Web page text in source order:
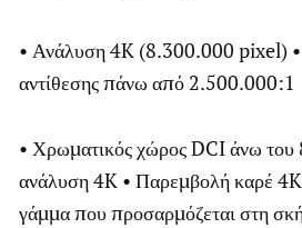
• Ανάλυση 4K (8.300.000 pixel) •
αντίθεσης πάνω από 2.500.000:1
• Χρωματικός χώρος DCI άνω
ανάλυση 4K • Παρεμβολή καρέ
γάμμα που προσαρμόζεται στη